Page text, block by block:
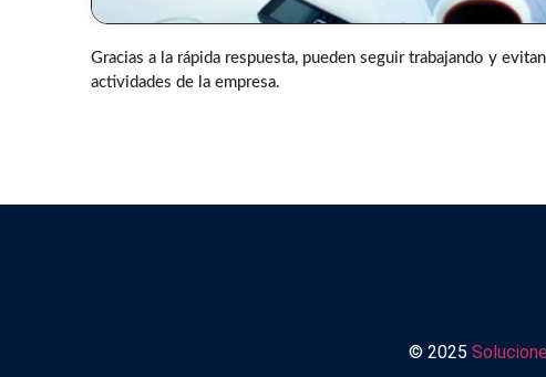
Gracias a la rápida respuesta, pueden seguir trabajando y
actividades de la empresa.
© 2025